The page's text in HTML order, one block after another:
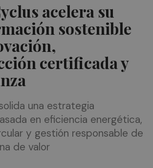
acelera su
sostenible
certificada y
una estrategia
en eficiencia energética,
y gestión responsable de
de valor